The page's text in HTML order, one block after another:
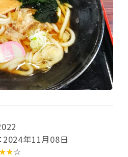
2024年11月08日
☆